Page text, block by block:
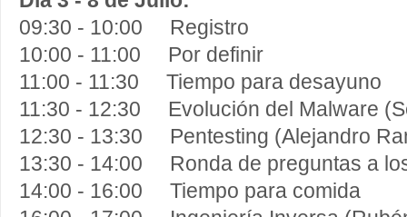
09:30 - 10:00 Registro
10:00 - 11:00 Por definir
11:00 - 11:30 Tiempo para desayuno
11:30 - 12:30 Evolución del Malware
12:30 - 13:30 Pentesting (Alejandro
13:30 - 14:00 Ronda de preguntas a
14:00 - 16:00 Tiempo para comida